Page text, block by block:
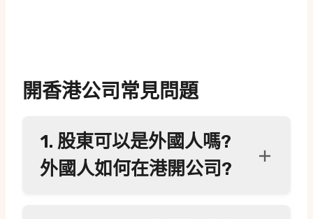
開香港公司常見問題
1. 股東可以是外國人嗎?
外國人如何在港開公司?